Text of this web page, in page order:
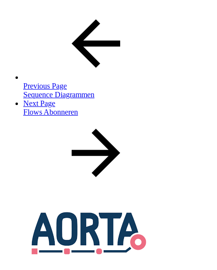
Previous Page
Sequence Diagrammen
Next Page
Flows Abonneren